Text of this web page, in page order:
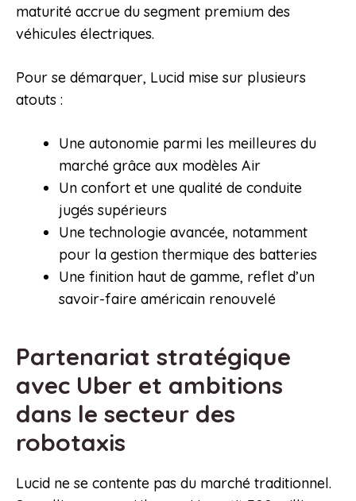
maturité accrue du segment premium des
véhicules électriques.
Pour se démarquer, Lucid mise sur plusieurs
atouts :
Une autonomie parmi les meilleures du
marché grâce aux modèles Air
Un confort et une qualité de conduite
jugés supérieurs
Une technologie avancée, notamment
pour la gestion thermique des batteries
Une finition haut de gamme, reflet d’un
savoir-faire américain renouvelé
Partenariat stratégique
avec Uber et ambitions
dans le secteur des
robotaxis
Lucid ne se contente pas du marché traditionnel.